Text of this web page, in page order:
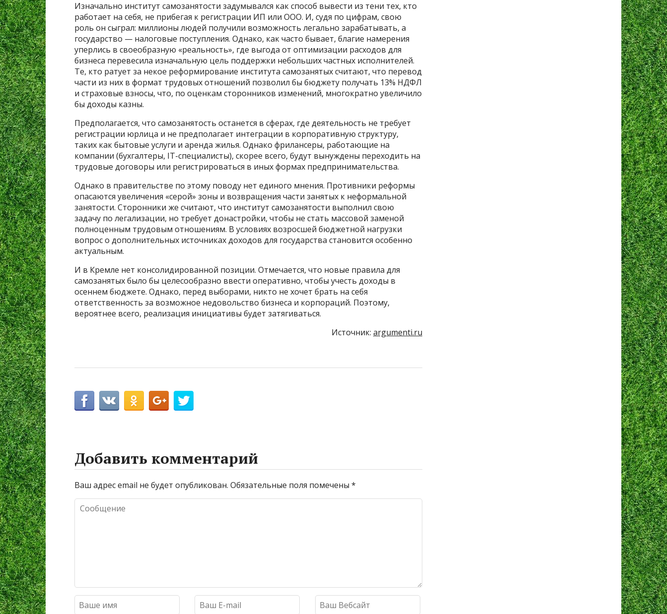
Изначально институт самозанятости задумывался как способ вывести из тени тех, кто
работает на себя, не прибегая к регистрации ИП или ООО. И, судя по цифрам, свою
роль он сыграл: миллионы людей получили возможность легально зарабатывать, а
государство — налоговые поступления. Однако, как часто бывает, благие намерения
уперлись в своеобразную «реальность», где выгода от оптимизации расходов для
бизнеса перевесила изначальную цель поддержки небольших частных исполнителей.
Те, кто ратует за некое реформирование института самозанятых считают, что перевод
части из них в формат трудовых отношений позволил бы бюджету получать 13% НДФЛ
и страховые взносы, что, по оценкам сторонников изменений, многократно увеличило
бы доходы казны.
Предполагается, что самозанятость останется в сферах, где деятельность не требует
регистрации юрлица и не предполагает интеграции в корпоративную структуру,
таких как бытовые услуги и аренда жилья. Однако фрилансеры, работающие на
компании (бухгалтеры, IT-специалисты), скорее всего, будут вынуждены переходить на
трудовые договоры или регистрироваться в иных формах предпринимательства.
Однако в правительстве по этому поводу нет единого мнения. Противники реформы
опасаются увеличения «серой» зоны и возвращения части занятых к неформальной
занятости. Сторонники же считают, что институт самозанятости выполнил свою
задачу по легализации, но требует донастройки, чтобы не стать массовой заменой
полноценным трудовым отношениям. В условиях возросшей бюджетной нагрузки
вопрос о дополнительных источниках доходов для государства становится особенно
актуальным.
И в Кремле нет консолидированной позиции. Отмечается, что новые правила для
самозанятых было бы целесообразно ввести оперативно, чтобы учесть доходы в
осеннем бюджете. Однако, перед выборами, никто не хочет брать на себя
ответственность за возможное недовольство бизнеса и корпораций. Поэтому,
вероятнее всего, реализация инициативы будет затягиваться.
Источник: argumenti.ru
Добавить комментарий
Ваш адрес email не будет опубликован. Обязательные поля помечены *